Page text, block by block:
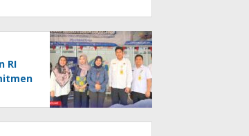
RI